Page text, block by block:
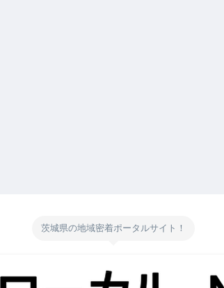
茨城県の地域密着ポータルサイト！